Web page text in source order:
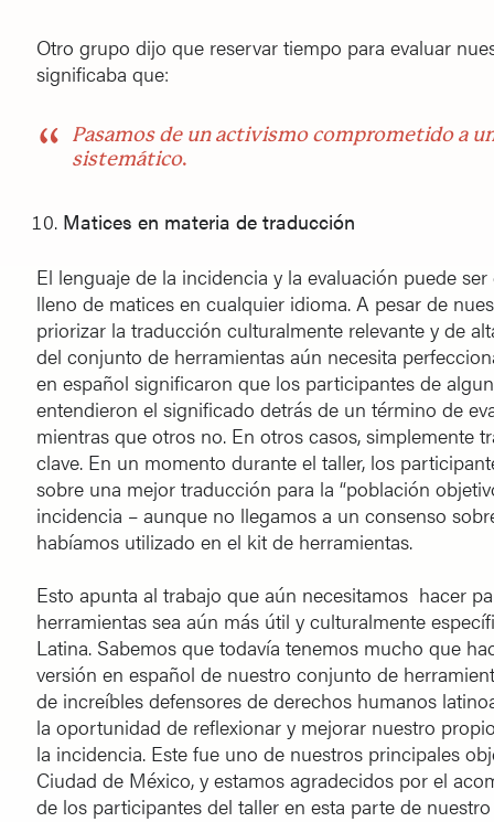
Otro grupo dijo que reservar tiempo para evaluar
significaba que:
Pasamos de un activismo comprometido a
sistemático.
Matices en materia de traducción
El lenguaje de la incidencia y la evaluación puede
lleno de matices en cualquier idioma. A pesar de
priorizar la traducción culturalmente relevante y de
del conjunto de herramientas aún necesita
en español significaron que los participantes de
entendieron el significado detrás de un término de
mientras que otros no. En otros casos, simplemente
clave. En un momento durante el taller, los
sobre una mejor traducción para la “población
incidencia – aunque no llegamos a un consenso
habíamos utilizado en el kit de herramientas.
Esto apunta al trabajo que aún necesitamos hacer
herramientas sea aún más útil y culturalmente
Latina. Sabemos que todavía tenemos mucho que
versión en español de nuestro conjunto de
de increíbles defensores de derechos humanos
la oportunidad de reflexionar y mejorar nuestro
la incidencia. Este fue uno de nuestros principales
Ciudad de México, y estamos agradecidos por el
de los participantes del taller en esta parte de